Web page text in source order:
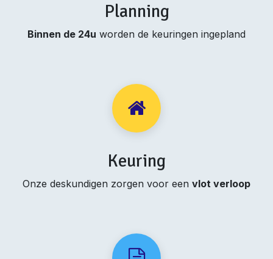
Planning
Binnen de 24u worden de keuringen ingepland
Keuring
Onze deskundigen zorgen voor een vlot verloop